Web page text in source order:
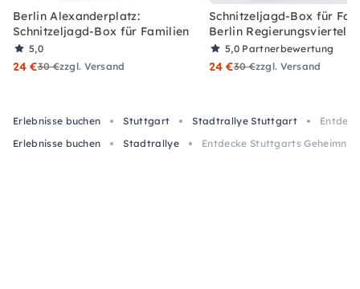
Berlin Alexanderplatz:
Schnitzeljagd-Box für Familien
5,0
24 €30 €zzgl. Versand
Schnitzeljagd-Box für
Berlin Regierungsviertel
5,0 Partnerbewertung
24 €30 €zzgl. Versand
Erlebnisse buchen Stuttgart Stadtrallye Stuttgart
Erlebnisse buchen
Stadtrallye Entdecke Stuttgarts